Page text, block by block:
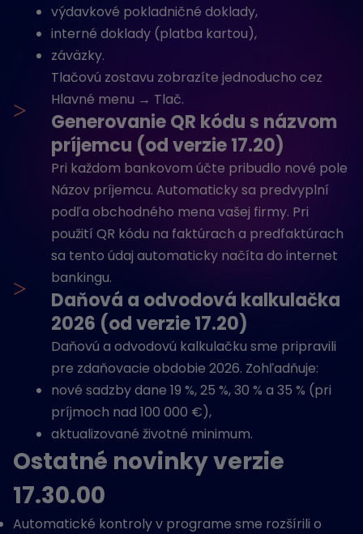
výdavkové pokladničné doklady,
interné doklady (platba kartou),
záväzky.
Tlačovú zostavu zobrazíte jednoducho cez
Hlavné menu → Tlač.
>
Generovanie QR kódu s názvom
príjemcu (od verzie 17.20)
Pri každom bankovom účte pribudlo nové pole
Názov príjemcu. Automaticky sa predvyplní
podľa obchodného mena vašej firmy. Pri
použití QR kódu na faktúrach a predfaktúrach
sa tento údaj automaticky načíta do internet
bankingu.
>
Daňová a odvodová kalkulačka
2026 (od verzie 17.20)
Daňovú a odvodovú kalkulačku sme pripravili
pre zdaňovacie obdobie 2026. Zohľadňuje:
nové sadzby dane 19 %, 25 %, 30 % a 35 % (pri
príjmoch nad 100 000 €),
aktualizované životné minimum.
Ostatné novinky verzie
17.30.00
Automatické kontroly v programe sme rozšírili o